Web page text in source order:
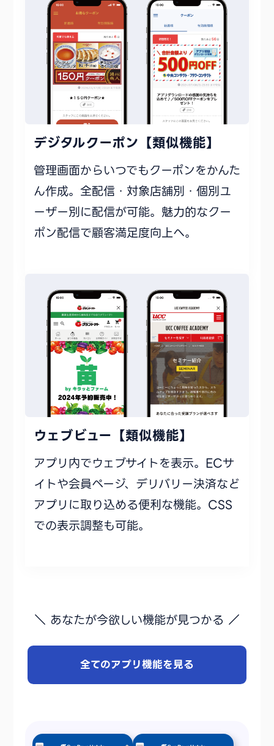
デジタルクーポン【類似機能】
管理画面からいつでもクーポンをかんた
ん作成。全配信・対象店舗別・個別ユ
ーザー別に配信が可能。魅力的なクー
ポン配信で顧客満足度向上へ。
ウェブビュー【類似機能】
アプリ内でウェブサイトを表示。ECサ
イトや会員ページ、デリバリー決済など
アプリに取り込める便利な機能。CSS
での表示調整も可能。
＼ あなたが今欲しい機能が見つかる ／
全てのアプリ機能を見る